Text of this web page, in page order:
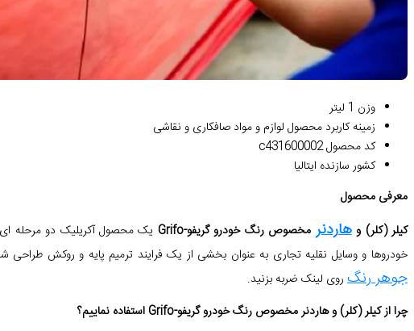
وزن 1 لیتر
زمینه کاربرد محصول لوازم و مواد صافکاری و نقاشی
کد محصول c431600002
کشور سازنده ایتالیا
معرفی محصول
کیلر (کلر) وهاردنر مخصوص رنگ خودرو گریفو-Grifo
یک محصول آکریلیک دو مرحله ای
خودروها و وسایل نقلیه تجاری به عنوان بخشی از یک فرایند ترمیم پایه و روکش
جوهر رنگ روی لینک ضربه بزنید.
چرا از کیلر (کلر) و هاردنر مخصوص رنگ خودرو گریفو-Grifo
استفاده نماییم؟